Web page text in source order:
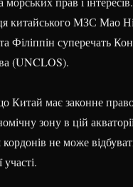
китайського МЗС Мао
та Філіппін суперечать
(UNCLOS).
Китай має законне
зону в цій
кордонів не може
участі.